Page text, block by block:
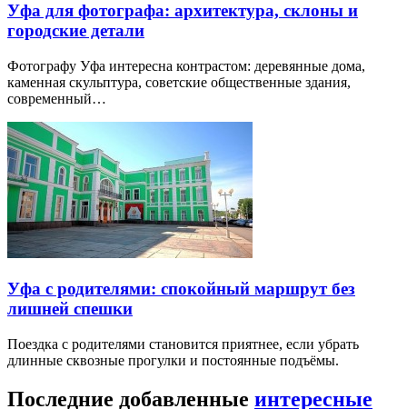
Уфа для фотографа: архитектура, склоны и
городские детали
Фотографу Уфа интересна контрастом: деревянные дома,
каменная скульптура, советские общественные здания,
современный…
Уфа с родителями: спокойный маршрут без
лишней спешки
Поездка с родителями становится приятнее, если убрать
длинные сквозные прогулки и постоянные подъёмы.
Последние добавленные интересные